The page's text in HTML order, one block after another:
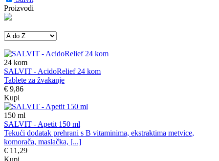
Proizvodi
24 kom
SALVIT - AcidoRelief 24 kom
Tablete za žvakanje
€ 9,86
Kupi
150 ml
SALVIT - Apetit 150 ml
Tekući dodatak prehrani s B vitaminima, ekstraktima metvice,
komorača, maslačka, [...]
€ 11,29
Kupi